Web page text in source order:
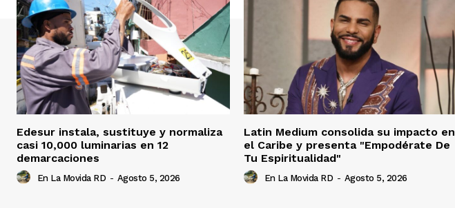
Edesur instala, sustituye y normaliza
casi 10,000 luminarias en 12
demarcaciones
En La Movida RD - Agosto 5, 2026
Latin Medium consolida su impacto en
el Caribe y presenta "Empodérate De
Tu Espiritualidad"
En La Movida RD - Agosto 5, 2026